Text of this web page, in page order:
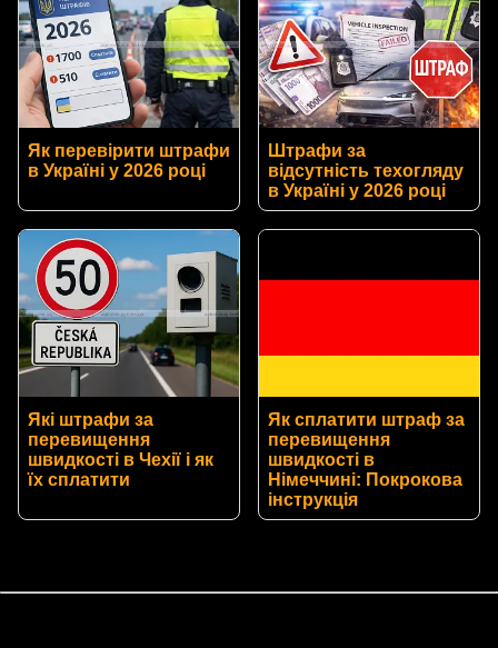
Як перевірити штрафи
в Україні у 2026 році
Штрафи за
відсутність техогляду
в Україні у 2026 році
Які штрафи за
перевищення
швидкості в Чехії і як
їх сплатити
Як сплатити штраф за
перевищення
швидкості в
Німеччині: Покрокова
інструкція